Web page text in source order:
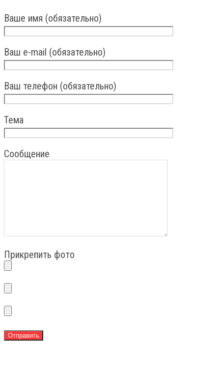
Ваше имя (обязательно)
Ваш e-mail (обязательно)
Ваш телефон (обязательно)
Тема
Сообщение
Прикрепить фото